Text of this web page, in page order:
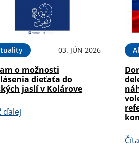
03. JÚN 2026
o možnosti
dieťaťa do
jaslí v Kolárove
ďalej